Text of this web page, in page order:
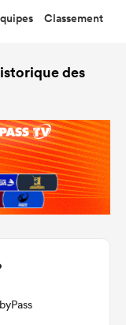
Classement
des